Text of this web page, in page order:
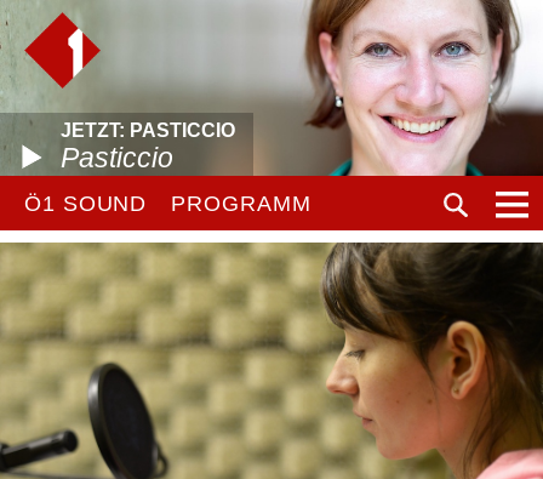
JETZT: PASTICCIO
Pasticcio
Ö1 SOUND PROGRAMM